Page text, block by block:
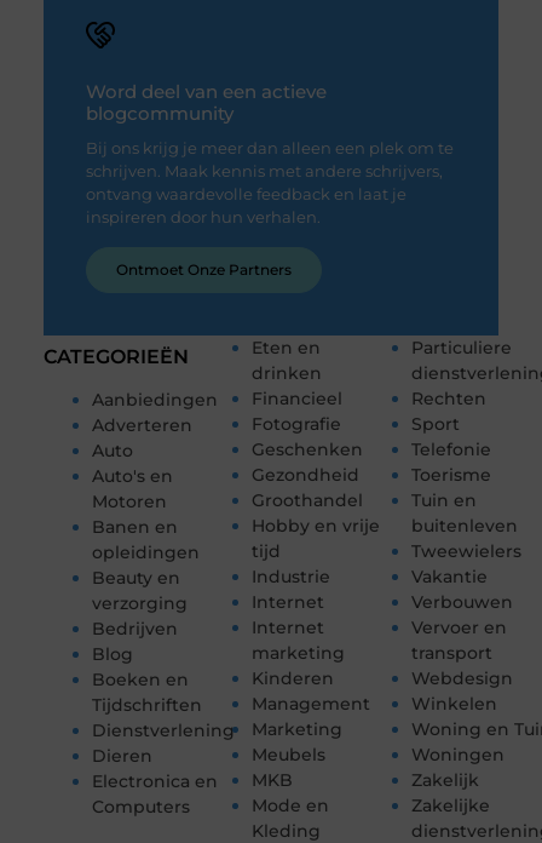
CATEGORIEËN
Aanbiedingen
Adverteren
Auto
Auto's en
Motoren
Banen en
opleidingen
Beauty en
verzorging
Bedrijven
Blog
Boeken en
Tijdschriften
Dienstverlening
Dieren
Electronica en
Computers
Eten en
drinken
Financieel
Fotografie
Geschenken
Gezondheid
Groothandel
Hobby en vrije
tijd
Industrie
Internet
Internet
marketing
Kinderen
Management
Marketing
Meubels
MKB
Mode en
Kleding
Particuliere
Rechten
Sport
Telefonie
Toerisme
Tuin en
buitenleven
Tweewielers
Vakantie
Verbouwen
Vervoer en
transport
Webdesign
Winkelen
Woning en
Woningen
Zakelijk
Zakelijke
Word deel van een actieve
blogcommunity
Bij ons krijg je meer dan alleen een plek om te
schrijven. Maak kennis met andere schrijvers,
ontvang waardevolle feedback en laat je
inspireren door hun verhalen.
Ontmoet Onze Partners